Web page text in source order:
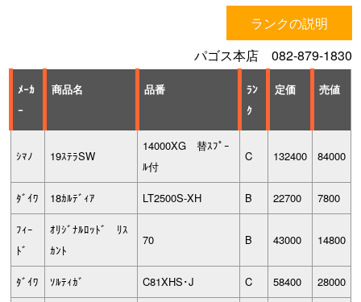
ランクの説明
パゴス本店 082-879-1830
ﾒｰｶ
ｰ
商品名 品番
ﾗﾝ
ｸ
定価 売値
ｼﾏﾉ 19ｽﾃﾗSW
14000XG 替ｽﾌﾟｰ
ﾙ付
C 132400 84000
ﾀﾞｲﾜ 18ｶﾙﾃﾞｨｱ LT2500S-XH B 22700 7800
ﾌｨｰ
ﾄﾞ
ｵﾘｼﾞﾅﾙﾛｯﾄﾞ ﾘｽ
ｶﾝﾄ
70 B 43000 14800
ﾀﾞｲﾜ ｿﾙﾃｨｶﾞ C81XHS･J C 58400 28000